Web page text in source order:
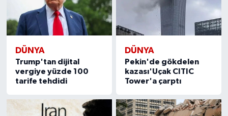
DÜNYA
Trump'tan dijital
vergiye yüzde 100
tarife tehdidi
DÜNYA
Pekin'de gökdelen
kazası'Uçak CITIC
Tower'a çarptı